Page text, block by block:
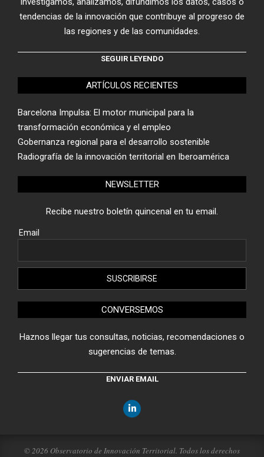
tendencias de la innovación que contribuye al progreso de
las regiones y de las comunidades.
SEGUIR LEYENDO
ARTÍCULOS RECIENTES
Barcelona Impulsa: El motor municipal para la
transformación económica y el empleo
Gobernanza regional para el desarrollo sostenible
Radiografía de la innovación territorial en Iberoamérica
NEWSLETTER
Recibe nuestro boletín quincenal en tu email.
Email
CONVERSEMOS
Haznos llegar tus consultas, noticias, recomendaciones o
sugerencias de temas.
ENVIAR EMAIL
© 2026 Observatorio de Innovación Territorial. Todos los derechos